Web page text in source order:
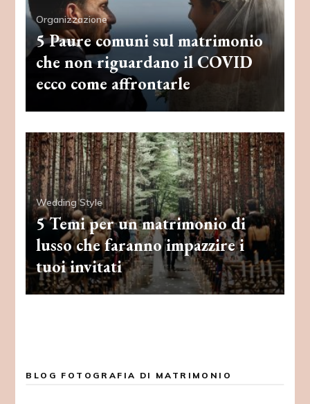
Organizzazione
5 Paure comuni sul matrimonio
che non riguardano il COVID
ecco come affrontarle
Wedding Style
5 Temi per un matrimonio di
lusso che faranno impazzire i
tuoi invitati
BLOG FOTOGRAFIA DI MATRIMONIO